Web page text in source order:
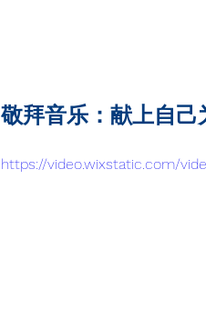
敬拜音乐：献上自己
https://video.wixstatic.com/